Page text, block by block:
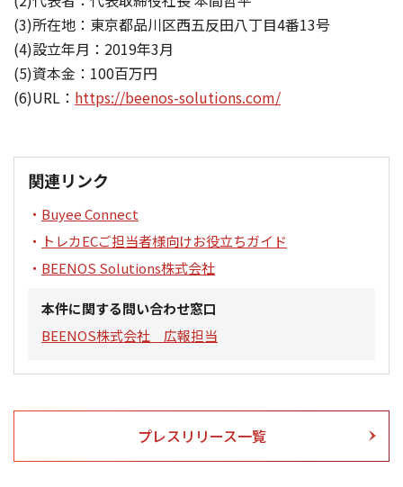
(3)所在地：東京都品川区西五反田八丁目4番13号
(4)設立年月：2019年3月
(5)資本金：100百万円
(6)URL： https://beenos-solutions.com/
関連リンク
Buyee Connect
トレカECご担当者様向けお役立ちガイド
BEENOS Solutions株式会社
本件に関する問い合わせ窓口
BEENOS株式会社 広報担当
プレスリリース一覧